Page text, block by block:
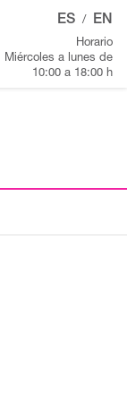
ES / EN
Horario
Miércoles a lunes de
10:00 a 18:00 h